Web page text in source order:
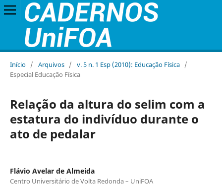
Início / Arquivos / v. 5 n. 1 Esp (2010): Educação Física /
Especial Educação Física
Relação da altura do selim com a
estatura do indivíduo durante o
ato de pedalar
Flávio Avelar de Almeida
Centro Universitário de Volta Redonda – UniFOA